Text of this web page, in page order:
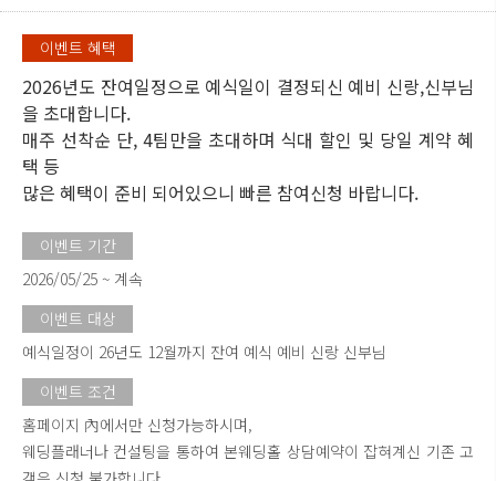
이벤트 혜택
2026년도 잔여일정으로 예식일이 결정되신 예비 신랑,신부님
을 초대합니다.
매주 선착순 단, 4팀만을 초대하며 식대 할인 및 당일 계약 혜
택 등
많은 혜택이 준비 되어있으니 빠른 참여신청 바랍니다.
이벤트 기간
2026/05/25 ~ 계속
이벤트 대상
예식일정이 26년도 12월까지 잔여 예식 예비 신랑 신부님
이벤트 조건
홈페이지 內에서만 신청가능하시며,
웨딩플래너나 컨설팅을 통하여 본웨딩홀 상담예약이 잡혀계신 기존 고